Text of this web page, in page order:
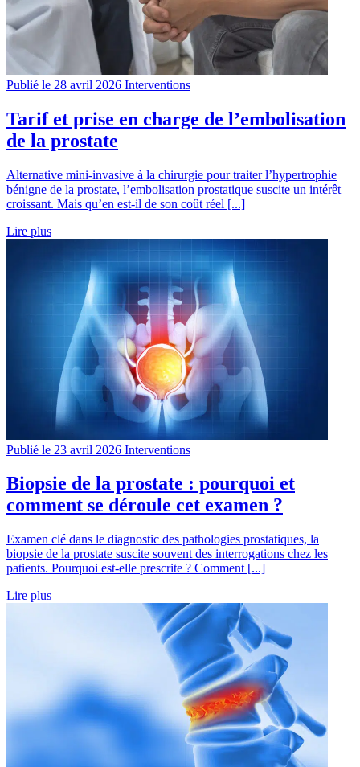
Publié le 28 avril 2026 Interventions
Tarif et prise en charge de l’embolisation
de la prostate
Alternative mini-invasive à la chirurgie pour traiter l’hypertrophie
bénigne de la prostate, l’embolisation prostatique suscite un intérêt
croissant. Mais qu’en est-il de son coût réel [...]
Lire plus
Publié le 23 avril 2026 Interventions
Biopsie de la prostate : pourquoi et
comment se déroule cet examen ?
Examen clé dans le diagnostic des pathologies prostatiques, la
biopsie de la prostate suscite souvent des interrogations chez les
patients. Pourquoi est-elle prescrite ? Comment [...]
Lire plus